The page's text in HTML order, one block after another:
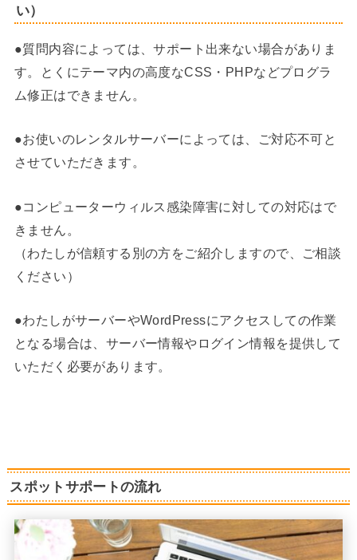
い）
●質問内容によっては、サポート出来ない場合がありま
す。とくにテーマ内の高度なCSS・PHPなどプログラ
ム修正はできません。
●お使いのレンタルサーバーによっては、ご対応不可と
させていただきます。
●コンピューターウィルス感染障害に対しての対応はで
きません。
（わたしが信頼する別の方をご紹介しますので、ご相談
ください）
●わたしがサーバーやWordPressにアクセスしての作業
となる場合は、サーバー情報やログイン情報を提供して
いただく必要があります。
スポットサポートの流れ